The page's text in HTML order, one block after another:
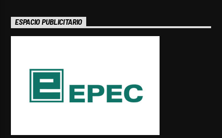
ESPACIO PUBLICITARIO